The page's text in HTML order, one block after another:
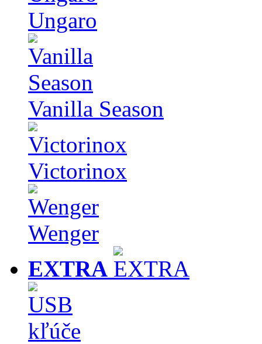
Ungaro
Vanilla Season
Victorinox
Wenger
EXTRA